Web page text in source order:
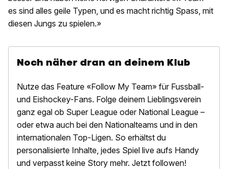
es sind alles geile Typen, und es macht richtig Spass, mit
diesen Jungs zu spielen.»
Noch näher dran an deinem Klub
Nutze das Feature «Follow My Team» für Fussball-
und Eishockey-Fans. Folge deinem Lieblingsverein
ganz egal ob Super League oder National League –
oder etwa auch bei den Nationalteams und in den
internationalen Top-Ligen. So erhältst du
personalisierte Inhalte, jedes Spiel live aufs Handy
und verpasst keine Story mehr. Jetzt followen!